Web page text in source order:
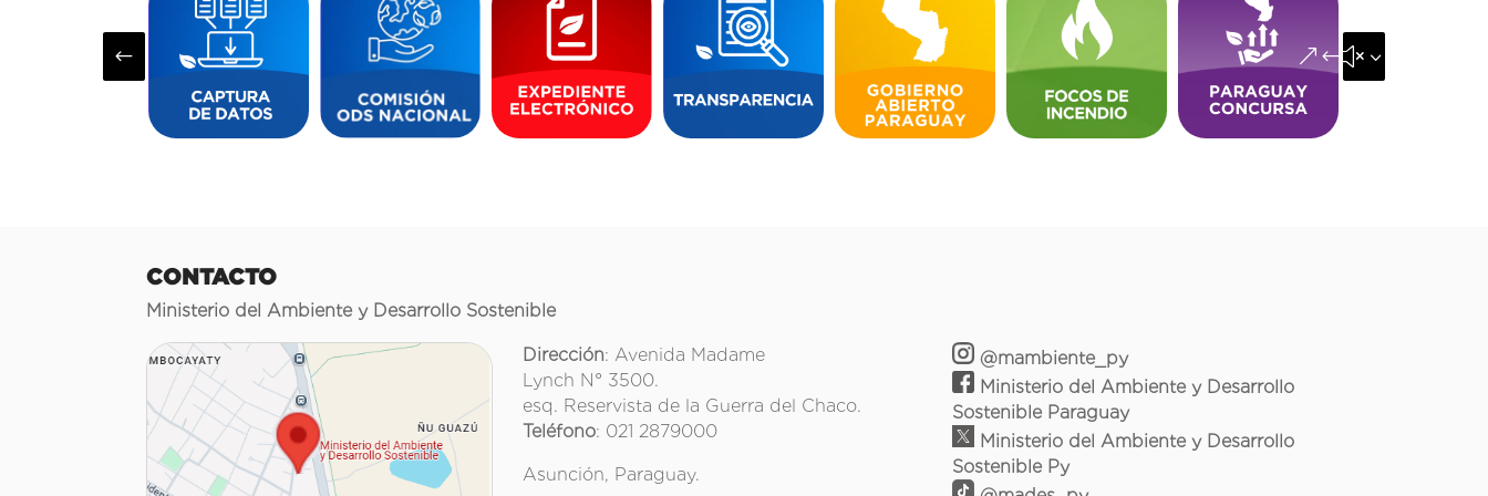
# &#x35;
CONTACTO
Ministerio del Ambiente y Desarrollo Sostenible
Dirección: Avenida Madame
Lynch N° 3500.
esq. Reservista de la Guerra del Chaco.
Teléfono: 021 2879000
Asunción, Paraguay.
@mambiente_py
Ministerio del Ambiente y Desarrollo
Sostenible Paraguay
Ministerio del Ambiente y Desarrollo
Sostenible Py